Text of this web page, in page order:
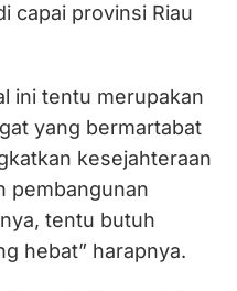
capai provinsi Riau
ini tentu merupakan
yang bermartabat
kesejahteraan
pembangunan
tentu butuh
hebat” harapnya.